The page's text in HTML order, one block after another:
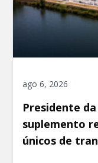
ago 6, 2026
Presidente
suplemento
únicos de